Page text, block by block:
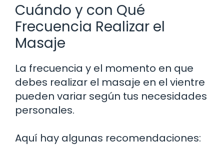
Cuándo y con Qué
Frecuencia Realizar el
Masaje
La frecuencia y el momento en que
debes realizar el masaje en el vientre
pueden variar según tus necesidades
personales.
Aquí hay algunas recomendaciones: